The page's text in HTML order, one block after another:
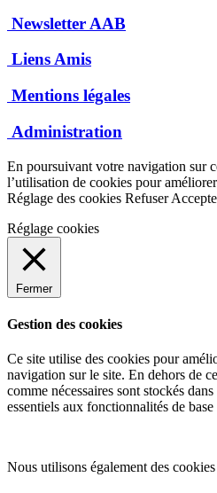
Newsletter AAB
Liens Amis
Mentions légales
Administration
En poursuivant votre navigation sur
l’utilisation de cookies pour
Réglage des cookies Refuser
Réglage cookies
Fermer
Gestion des cookies
Ce site utilise des cookies pour
navigation sur le site. En dehors de
comme nécessaires sont stockés
essentiels aux fonctionnalités de base
Nous utilisons également des